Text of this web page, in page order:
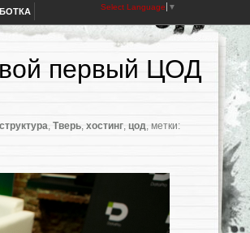
Select Language ▼
первый ЦОД
, Тверь, хостинг, цод, метки: